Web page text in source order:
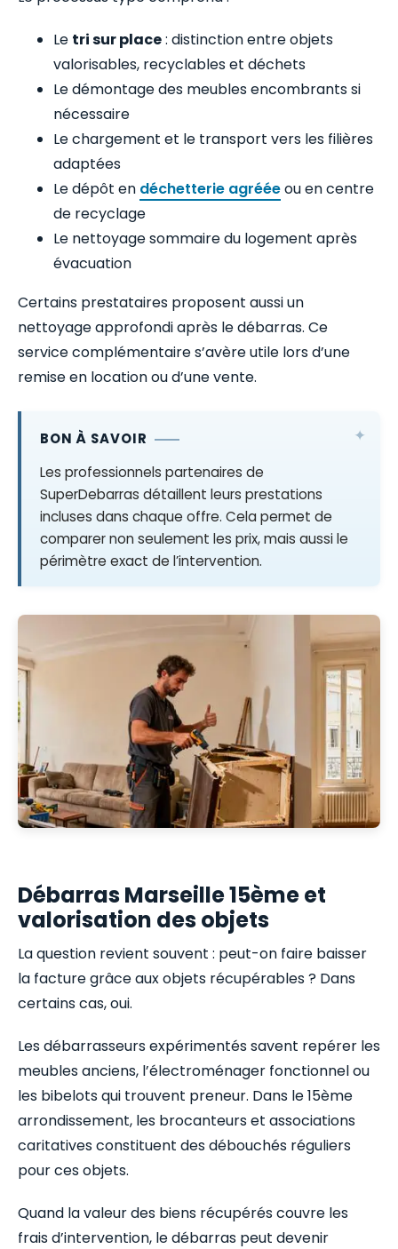
Le tri sur place: distinction entre objets
valorisables, recyclables et déchets
Le démontage des meubles encombrants si
nécessaire
Le chargement et le transport vers les filières
adaptées
Le dépôt en déchetterie agrééeou en centre
de recyclage
Le nettoyage sommaire du logement après
évacuation
Certains prestataires proposent aussi un
nettoyage approfondi après le débarras. Ce
service complémentaire s’avère utile lors d’une
remise en location ou d’une vente.
BON À SAVOIR
Les professionnels partenaires de
SuperDebarras détaillent leurs prestations
incluses dans chaque offre. Cela permet de
comparer non seulement les prix, mais aussi le
périmètre exact de l’intervention.
Débarras Marseille 15ème et
valorisation des objets
La question revient souvent : peut-on faire baisser
la facture grâce aux objets récupérables ? Dans
certains cas, oui.
Les débarrasseurs expérimentés savent repérer les
meubles anciens, l’électroménager fonctionnel ou
les bibelots qui trouvent preneur. Dans le 15ème
arrondissement, les brocanteurs et associations
caritatives constituent des débouchés réguliers
pour ces objets.
Quand la valeur des biens récupérés couvre les
frais d’intervention, le débarras peut devenir